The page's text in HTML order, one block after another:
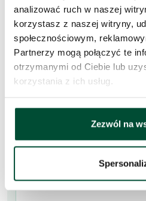
analizować ruch w naszej
korzystasz z naszej witryny,
społecznościowym,
Partnerzy mogą połączyć te
otrzymanymi od Ciebie lub
korzystania z ich usług.
Zezwól na
Skorzystaj z formularza i przekaż
kontakt w sprawie tego
Skontaktujemy się w przeciągu 1
Imię i nazwisko